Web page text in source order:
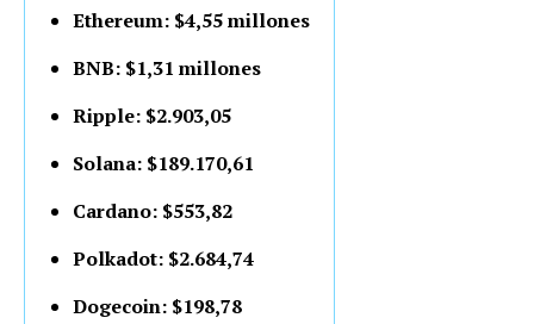
Ethereum: $4,55 millones
BNB: $1,31 millones
Ripple: $2.903,05
Solana: $189.170,61
Cardano: $553,82
Polkadot: $2.684,74
Dogecoin: $198,78